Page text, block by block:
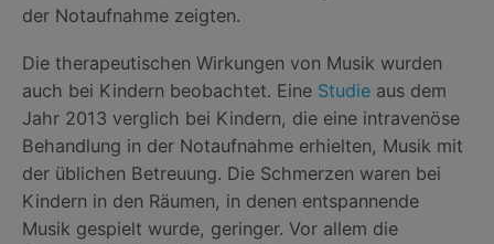
der Notaufnahme zeigten.
Die therapeutischen Wirkungen von Musik wurden
auch bei Kindern beobachtet. Eine Studie aus dem
Jahr 2013 verglich bei Kindern, die eine intravenöse
Behandlung in der Notaufnahme erhielten, Musik mit
der üblichen Betreuung. Die Schmerzen waren bei
Kindern in den Räumen, in denen entspannende
Musik gespielt wurde, geringer. Vor allem die